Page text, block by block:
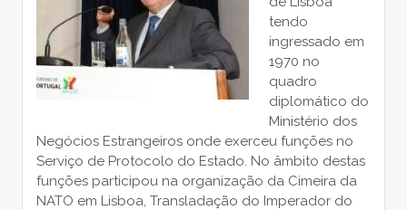
tendo
ingressado em
1970 no
quadro
diplomático do
Ministério dos
Negócios Estrangeiros onde exerceu funções no
Serviço de Protocolo do Estado. No âmbito destas
funções participou na organização da Cimeira da
NATO em Lisboa, Transladação do Imperador do